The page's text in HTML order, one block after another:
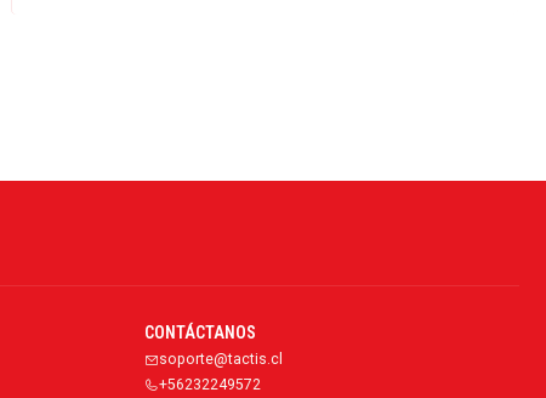
CONTÁCTANOS
soporte@tactis.cl
+56232249572